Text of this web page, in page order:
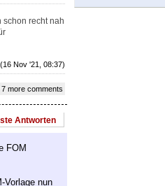
schon recht nah
(16 Nov '21, 08:37)
more comments
Antworten
FOM
Vorlage nun